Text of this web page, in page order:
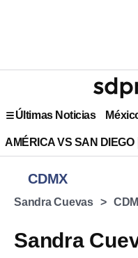
Últimas Noticias
AMÉRICA VS SAN DIEGO
CDMX
Sandra Cuevas
Sandra